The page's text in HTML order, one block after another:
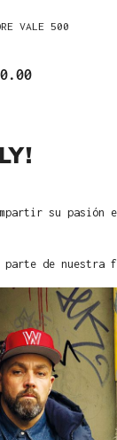
VALE 500
su pasión
parte de nuestra